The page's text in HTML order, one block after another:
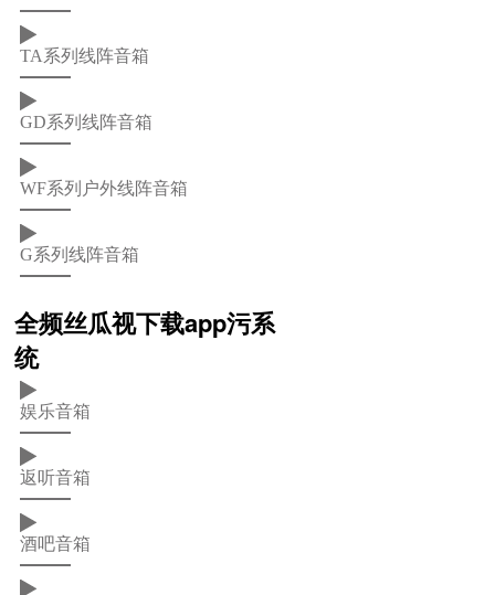
TA系列线阵音箱
GD系列线阵音箱
WF系列户外线阵音箱
G系列线阵音箱
全频丝瓜视下载app污系
统
娱乐音箱
返听音箱
酒吧音箱